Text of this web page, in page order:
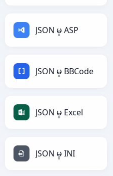
JSON မှ ASP
JSON မှ BBCode
JSON မှ Excel
JSON မှ INI